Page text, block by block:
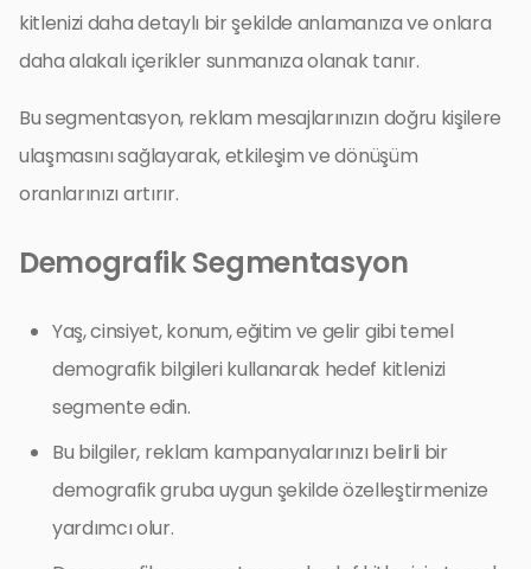
kitlenizi daha detaylı bir şekilde anlamanıza ve onlara
daha alakalı içerikler sunmanıza olanak tanır.
Bu segmentasyon, reklam mesajlarınızın doğru kişilere
ulaşmasını sağlayarak, etkileşim ve dönüşüm
oranlarınızı artırır.
Demografik Segmentasyon
Yaş, cinsiyet, konum, eğitim ve gelir gibi temel
demografik bilgileri kullanarak hedef kitlenizi
segmente edin.
Bu bilgiler, reklam kampanyalarınızı belirli bir
demografik gruba uygun şekilde özelleştirmenize
yardımcı olur.